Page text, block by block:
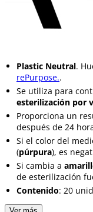
Plastic Neutral.
rePurpose..
Se utiliza para
esterilización por
Proporciona un
después de 24
Si el color del
(púrpura), es
Si cambia a
de esterilización
Contenido: 20